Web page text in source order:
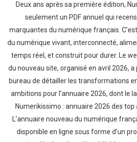
Deux ans après sa première édition,
seulement un PDF annuel qui
marquantes du numérique français.
du numérique vivant, interconnecté,
temps réel, et construit pour durer. Le
du nouveau site, organisé en avril 2026,
bureau de détailler les transformations
ambitions pour l’annuaire 2026, dont le
Numerikissimo : annuaire 2026 des
L’annuaire nouveau du numérique
disponible en ligne sous forme d’un